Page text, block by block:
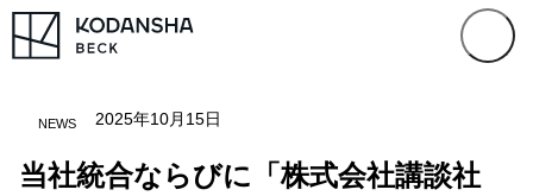
NEWS 2025年10月15日
当社統合ならびに「株式会社講談社